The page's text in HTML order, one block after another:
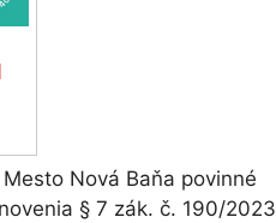
Nová Baňa povinné
§ 7 zák. č. 190/2023